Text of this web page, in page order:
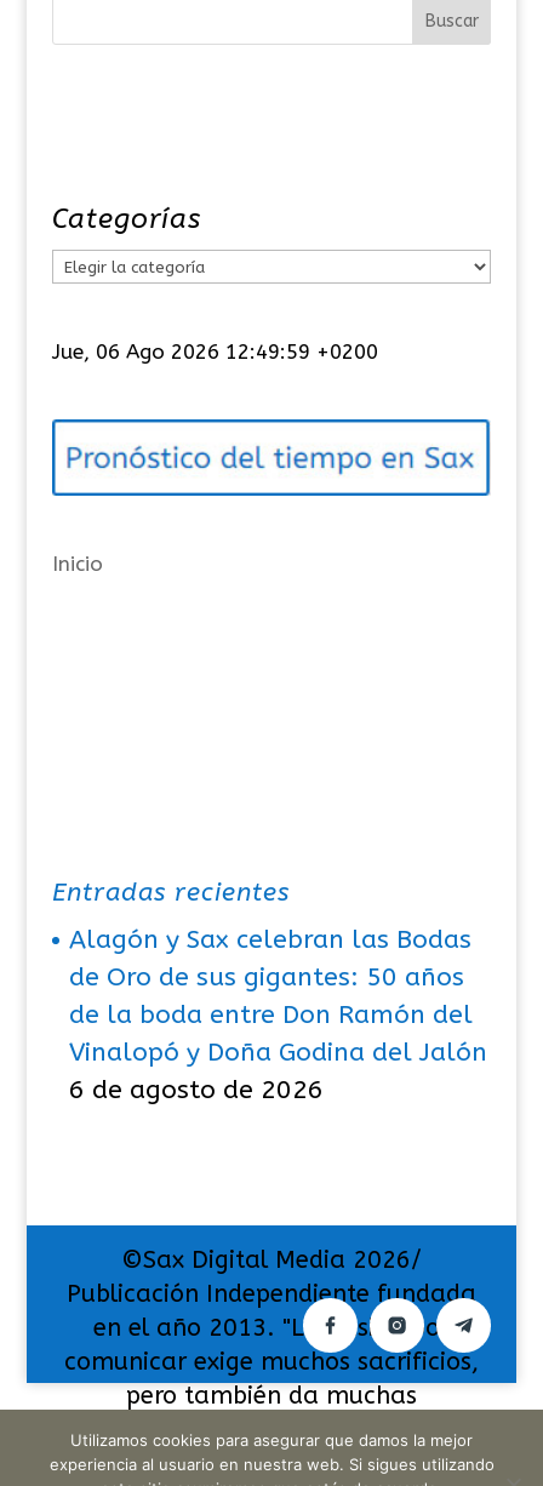
Categorías
e
o
í
s
Jue, 06 Ago 2026 12:49:59 +0200
Inicio
Entradas recientes
Alagón y Sax celebran las Bodas
de Oro de sus gigantes: 50 años
de la boda entre Don Ramón del
Vinalopó y Doña Godina del Jalón
6 de agosto de 2026
©Sax Digital Media 2026/
Publicación Independiente fundada
en el año 2013. "La pasión por
comunicar exige muchos sacrificios,
pero también da muchas
satisfacciones".
Utilizamos cookies para asegurar que damos la mejor
experiencia al usuario en nuestra web. Si sigues utilizando